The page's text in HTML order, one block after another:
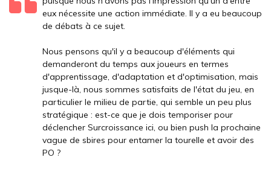
eux nécessite une action immédiate. Il y a eu beaucoup
de débats à ce sujet.
Nous pensons qu'il y a beaucoup d'éléments qui
demanderont du temps aux joueurs en termes
d'apprentissage, d'adaptation et d'optimisation, mais
jusque-là, nous sommes satisfaits de l'état du jeu, en
particulier le milieu de partie, qui semble un peu plus
stratégique : est-ce que je dois temporiser pour
déclencher Surcroissance ici, ou bien push la prochaine
vague de sbires pour entamer la tourelle et avoir des
PO ?